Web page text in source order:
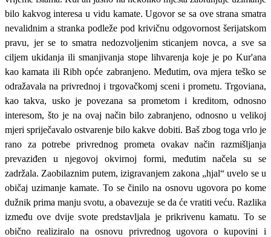
bilo kakvog interesa u vidu kamate. Ugovor se sa ove strana smatra
nevalidnim a stranka podleže pod krivičnu odgovornost šerijatskom
pravu, jer se to smatra nedozvoljenim sticanjem novca, a sve sa
ciljem ukidanja ili smanjivanja stope lihvarenja koje je po Kur'ana
kao kamata ili Ribh opće zabranjeno. Međutim, ova mjera teško se
odražavala na privrednoj i trgovačkomj sceni i prometu. Trgoviana,
kao takva, usko je povezana sa prometom i kreditom, odnosno
interesom, što je na ovaj način bilo zabranjeno, odnosno u velikoj
mjeri spriječavalo ostvarenje bilo kakve dobiti. Baš zbog toga vrlo je
rano za potrebe privrednog prometa ovakav način razmišljanja
prevaziđen u njegovoj okvirnoj formi, međutim načela su se
zadržala. Zaobilaznim putem, izigravanjem zakona „hjal“ uvelo se u
običaj uzimanje kamate. To se činilo na osnovu ugovora po kome
dužnik prima manju svotu, a obavezuje se da će vratiti veću. Razlika
između ove dvije svote predstavljala je prikrivenu kamatu. To se
obično realiziralo na osnovu privrednog ugovora o kupovini i